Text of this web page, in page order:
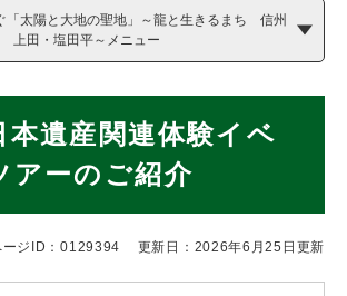
「太陽と大地の聖地」～龍と生きるまち 信州
上田・塩田平～メニュー
本遺産関連体験イベ
アーのご紹介
ージID：0129394 更新日：2026年6月25日更新